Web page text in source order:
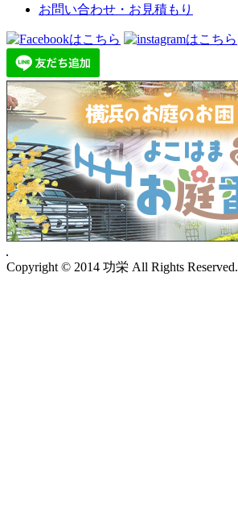
お問い合わせ・お見積もり
Copyright © 2014 功栄 All Rights Reserved.